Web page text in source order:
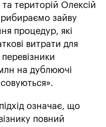
територій Олексій
зайву
процедур, які
витрати для
на дублюючі
означає, що
повний